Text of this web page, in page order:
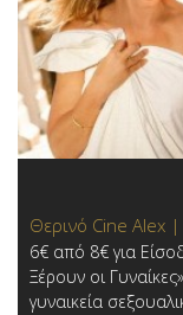
Θερινό Cine Alex |
6€ από 8€ για
Ξέρουν οι
γυναικεία